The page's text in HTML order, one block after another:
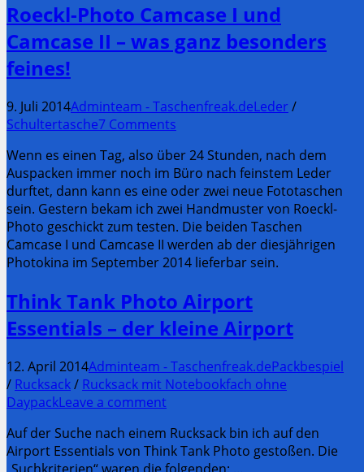
Roeckl-Photo Camcase I und
Camcase II – was ganz besonders
feines!
9. Juli 2014Adminteam - Taschenfreak.deLeder /
Schultertasche7 Comments
Wenn es einen Tag, also über 24 Stunden, nach dem
Auspacken immer noch im Büro nach feinstem Leder
durftet, dann kann es eine oder zwei neue Fototaschen
sein. Gestern bekam ich zwei Handmuster von Roeckl-
Photo geschickt zum testen. Die beiden Taschen
Camcase I und Camcase II werden ab der diesjährigen
Photokina im September 2014 lieferbar sein.
Think Tank Photo Airport
Essentials – der kleine Airport
12. April 2014Adminteam - Taschenfreak.dePackbespiel
/ Rucksack/ Rucksack mit Notebookfach ohne
DaypackLeave a comment
Auf der Suche nach einem Rucksack bin ich auf den
Airport Essentials von Think Tank Photo gestoßen. Die